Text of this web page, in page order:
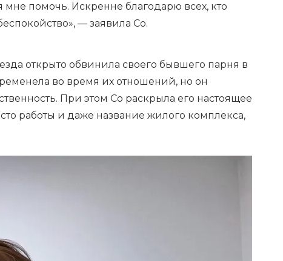
мне помочь. Искренне благодарю всех, кто
— заявила Со.
открыто обвинила своего бывшего парня в
во время их отношений, но он
При этом Со раскрыла его настоящее
работы и даже название жилого комплекса,